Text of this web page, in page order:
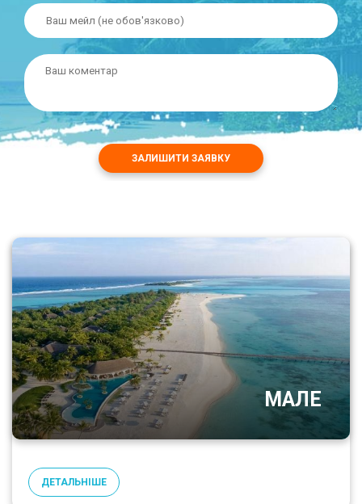
ЗАЛИШИТИ ЗАЯВКУ
МАЛЕ
ДЕТАЛЬНІШЕ